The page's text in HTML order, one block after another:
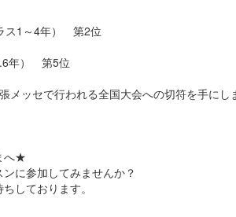
ス1～4年） 第2位
年） 第5位
メッセで行われる全国大会への切符を手にし
へ★
に参加してみませんか？
しております。